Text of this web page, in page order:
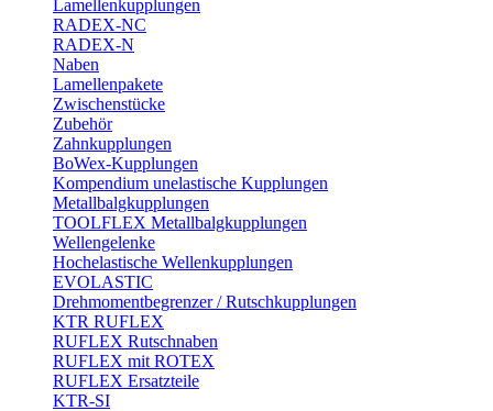
Lamellenkupplungen
RADEX-NC
RADEX-N
Naben
Lamellenpakete
Zwischenstücke
Zubehör
Zahnkupplungen
BoWex-Kupplungen
Kompendium unelastische Kupplungen
Metallbalgkupplungen
TOOLFLEX Metallbalgkupplungen
Wellengelenke
Hochelastische Wellenkupplungen
EVOLASTIC
Drehmomentbegrenzer / Rutschkupplungen
KTR RUFLEX
RUFLEX Rutschnaben
RUFLEX mit ROTEX
RUFLEX Ersatzteile
KTR-SI